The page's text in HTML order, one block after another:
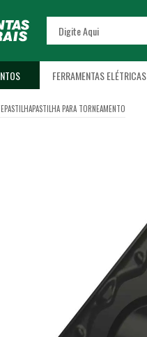
FERRAMENTAS ELÉTRICAS
PASTILHAPASTILHA PARA TORNEAMENTO